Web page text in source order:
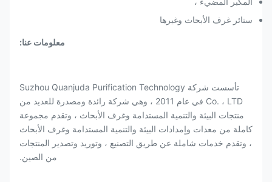
ستائر غرف الأبحاث وغيرها
معلومات عنا:
تأسست شركة Suzhou Quanjuda Purification Technology
Co. ، LTD في عام 2011 ، وهي شركة رائدة ومصدرة للعديد من
منتجات البيئة والتنمية المستدامة وغرف الأبحاث ، وتقدم مجموعة
كاملة من معدات وإمدادات البيئة والتنمية المستدامة وغرف الأبحاث
، وتقدم خدمات شاملة عن طريق التصنيع ، وتوريد وتصدير المنتجات
من الصين.